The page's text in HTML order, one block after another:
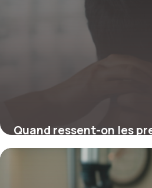
Quand ressent-on les
après une séance de